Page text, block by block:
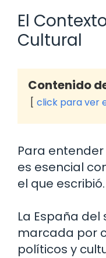
El
Cultural
Contenido
click para ver
Para
es esencial
el que escribió.
La España del
marcada por
políticos y